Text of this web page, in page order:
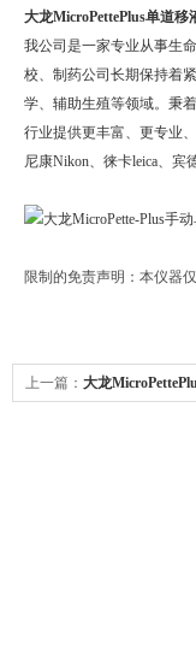
大龙MicroPettePlus单道移
我公司是一家专业从事生
校、制药公司长期保持着
学、辅助生殖等领域。秉
行业提供更丰富、更专业
尼康Nikon、徕卡leica、宾
限制的免责声明：本仪器
上一篇： 大龙